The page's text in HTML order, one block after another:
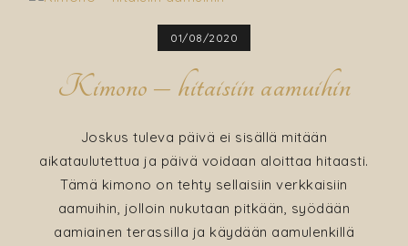
rakastaa
pehmeyttä
01/08/2020
Kimono – hitaisiin aamuihin
Joskus tuleva päivä ei sisällä mitään
aikataulutettua ja päivä voidaan aloittaa hitaasti.
Tämä kimono on tehty sellaisiin verkkaisiin
aamuihin, jolloin nukutaan pitkään, syödään
aamiainen terassilla ja käydään aamulenkillä